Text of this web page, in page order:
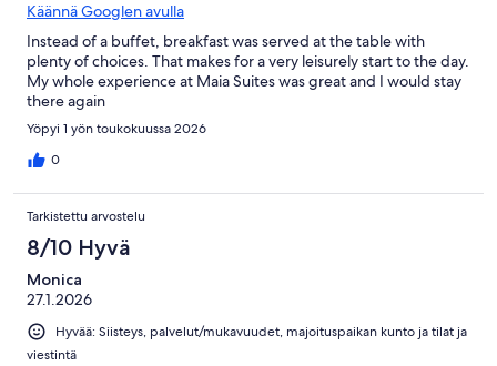
Käännä Googlen avulla
Instead of a buffet, breakfast was served at the table with
plenty of choices. That makes for a very leisurely start to the day.
My whole experience at Maia Suites was great and I would stay
there again
Yöpyi 1 yön toukokuussa 2026
0
Tarkistettu arvostelu
8/10 Hyvä
Monica
27.1.2026
Hyvää: Siisteys, palvelut/mukavuudet, majoituspaikan kunto ja tilat ja
viestintä